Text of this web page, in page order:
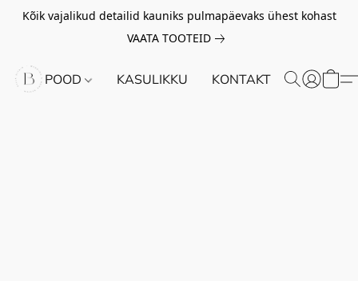
Kõik vajalikud detailid kauniks pulmapäevaks ühest kohast
VAATA TOOTEID
POOD KASULIKKU KONTAKT